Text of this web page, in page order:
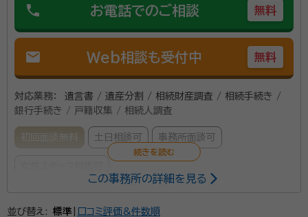
おります。 初回相談は無料です。 事前にご連絡いただ
ければ、土日・祝日・営業時間外も対応可能です。 また、
出張相談も承っております。 ※出張相談の場合は、実
費（交通費）をいただくことがあります。 遺言、相続、成
所属団体： 大阪府行政書士会
phone お電話でのご相談 無料
mail Web相談も受付中 無料
対応業務：
遺言書 / 遺産分割 / 相続財産調査 / 相続手続き /
銀行手続き / 戸籍収集 / 相続人調査
初回面談無料 土日相談可 事務所面談可
この事務所の詳細を見る
並び替え: 標準 口コミ評価&件数順